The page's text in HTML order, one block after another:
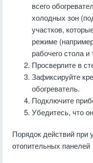
всего
холодных зон
участков,
режиме
рабочего стола и
Просверлите в
Зафиксируйте
обогреватель.
Подключите
Убедитесь, что
Порядок действий при
отопительных панелей